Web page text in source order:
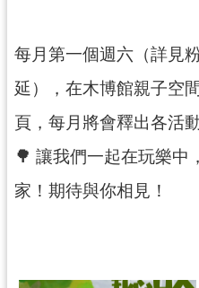
宣
告
每月第一個週六（詳見
延），在木博館親子空
頁，每月將會釋出各活
🌳 讓我們一起在玩樂中
家！期待與你相見！